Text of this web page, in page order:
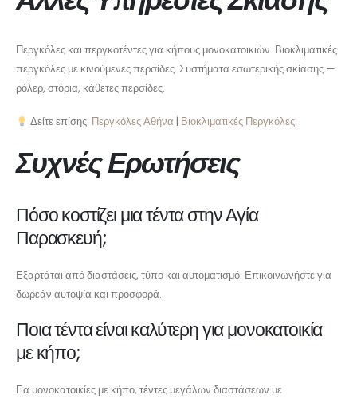
Περγκόλες και περγκοτέντες για κήπους μονοκατοικιών. Βιοκλιματικές
περγκόλες με κινούμενες περσίδες. Συστήματα εσωτερικής σκίασης —
ρόλερ, στόρια, κάθετες περσίδες.
Δείτε επίσης: Περγκόλες Αθήνα | Βιοκλιματικές Περγκόλες
Συχνές Ερωτήσεις
Πόσο κοστίζει μια τέντα στην Αγία
Παρασκευή;
Εξαρτάται από διαστάσεις, τύπο και αυτοματισμό. Επικοινωνήστε για
δωρεάν αυτοψία και προσφορά.
Ποια τέντα είναι καλύτερη για μονοκατοικία
με κήπο;
Για μονοκατοικίες με κήπο, τέντες μεγάλων διαστάσεων με